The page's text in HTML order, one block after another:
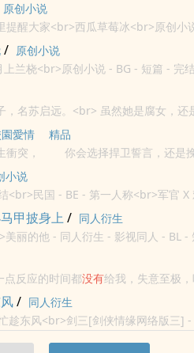
原创小说
提醒大家<br>西瓜草莓冰<br>原创小
/ 原创小说
兰桡<br>原创小说 - BG - 短篇 - 完
梦境改写而成的。...
是腐女，还是个受控，可却从
愛情
精品
衝突， 你会选择捍卫誓言，还是
我的面前了。」 如果有一个机会，
小说
民国 - BE - 第一人称<br>军官 X
<br...
甲披身上 / 同人衍生
丽的他 - 同人衍生 - 影视同人 - BL
点反应的时间都没有给我，失意至极
这首歌，脑海里就会不自然浮现出一
/ 同人衍生
趁东风<br>剑三[剑侠情缘网络版三]
有一天，有个明教感...